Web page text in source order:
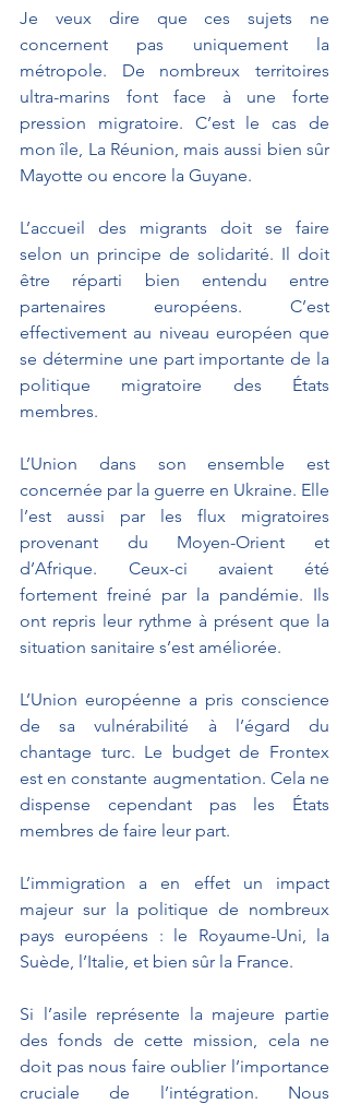
Je veux dire que ces sujets ne
concernent pas uniquement la
métropole. De nombreux territoires
ultra-marins font face à une forte
pression migratoire. C’est le cas de
mon île, La Réunion, mais aussi bien sûr
Mayotte ou encore la Guyane.
L’accueil des migrants doit se faire
selon un principe de solidarité. Il doit
être réparti bien entendu entre
partenaires européens. C’est
effectivement au niveau européen que
se détermine une part importante de la
politique migratoire des États
membres.
L’Union dans son ensemble est
concernée par la guerre en Ukraine. Elle
l’est aussi par les flux migratoires
provenant du Moyen-Orient et
d’Afrique. Ceux-ci avaient été
fortement freiné par la pandémie. Ils
ont repris leur rythme à présent que la
situation sanitaire s’est améliorée.
L’Union européenne a pris conscience
de sa vulnérabilité à l’égard du
chantage turc. Le budget de Frontex
est en constante augmentation. Cela ne
dispense cependant pas les États
membres de faire leur part.
L’immigration a en effet un impact
majeur sur la politique de nombreux
pays européens : le Royaume-Uni, la
Suède, l’Italie, et bien sûr la France.
Si l’asile représente la majeure partie
des fonds de cette mission, cela ne
doit pas nous faire oublier l’importance
cruciale de l’intégration. Nous